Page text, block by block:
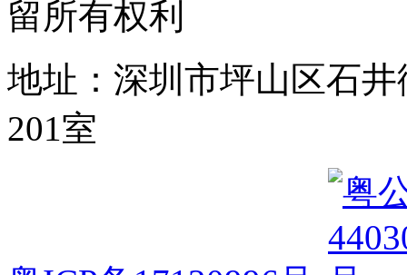
留所有权利
地址：深圳市坪山区石
201室